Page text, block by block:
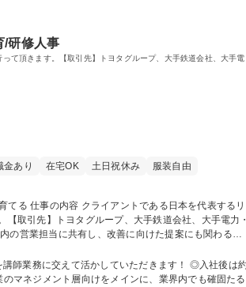
/研修人事
て頂きます。【取引先】トヨタグループ、大手鉄道会社、大手電
金あり 在宅OK 土日祝休み 服装自由
取引先】トヨタグループ、大手鉄道会社、大手電力・
しては未経験という方が多数活躍中です。自らの経験
交えて活かしていただきます！ ◎入社後は約
マネジメント層向けをメインに、業界内でも確固たる